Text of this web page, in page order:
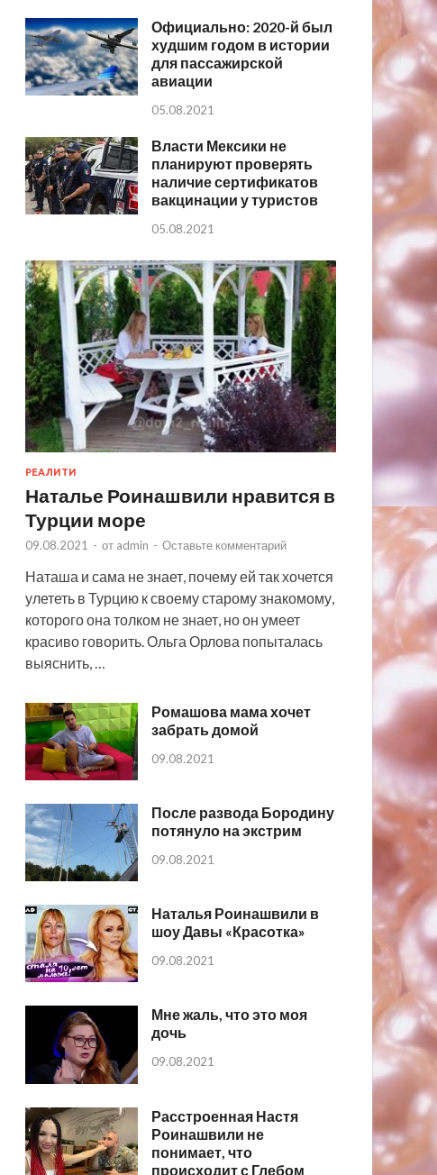
Официально: 2020-й был
худшим годом в истории
для пассажирской
авиации
05.08.2021
Власти Мексики не
планируют проверять
наличие сертификатов
вакцинации у туристов
05.08.2021
РЕАЛИТИ
Наталье Роинашвили нравится в
Турции море
09.08.2021 - от admin - Оставьте комментарий
Наташа и сама не знает, почему ей так хочется
улететь в Турцию к своему старому знакомому,
которого она толком не знает, но он умеет
красиво говорить. Ольга Орлова попыталась
выяснить, …
Ромашова мама хочет
забрать домой
09.08.2021
После развода Бородину
потянуло на экстрим
09.08.2021
Наталья Роинашвили в
шоу Давы «Красотка»
09.08.2021
Мне жаль, что это моя
дочь
09.08.2021
Расстроенная Настя
Роинашвили не
понимает, что
происходит с Глебом